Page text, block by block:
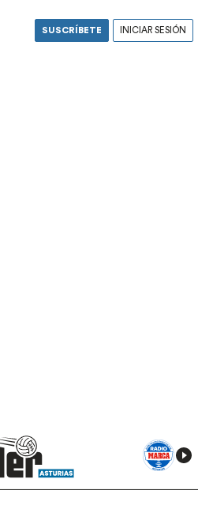
SUSCRÍBETE INICIAR SESIÓN